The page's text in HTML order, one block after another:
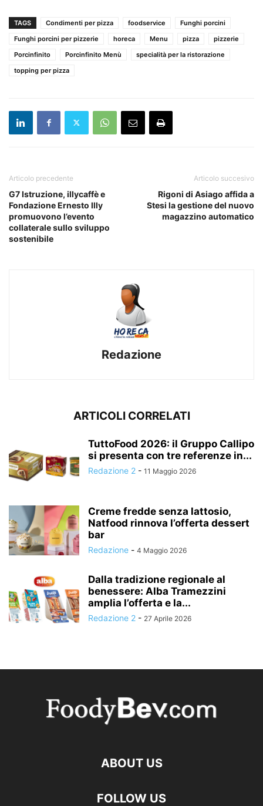
TAGS Condimenti per pizza foodservice
Funghi porcini
Funghi porcini per pizzerie
horeca Menu pizza
pizzerie
Porcinfinito
Porcinfinito Menù
specialità per la ristorazione
topping per pizza
Articolo precedente
G7 Istruzione, illycaffè e
Fondazione Ernesto Illy
promuovono l’evento
collaterale sullo sviluppo
sostenibile
Articolo succesivo
Rigoni di Asiago affida a
Stesi la gestione del nuovo
magazzino automatico
Redazione
ARTICOLI CORRELATI
TuttoFood 2026: il Gruppo Callipo
si presenta con tre referenze in...
Redazione 2 - 11 Maggio 2026
Creme fredde senza lattosio,
Natfood rinnova l’offerta dessert
bar
Redazione - 4 Maggio 2026
Dalla tradizione regionale al
benessere: Alba Tramezzini
amplia l’offerta e la...
Redazione 2 - 27 Aprile 2026
ABOUT US
FOLLOW US